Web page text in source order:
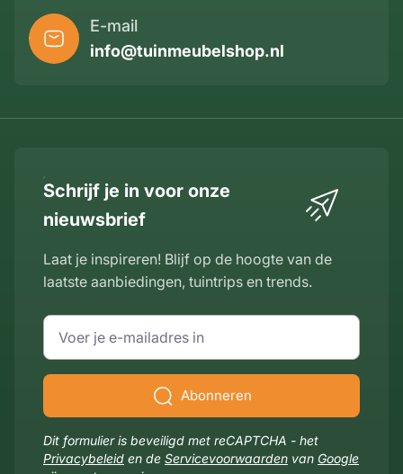
E-mail
info@tuinmeubelshop.nl
Schrijf je in voor onze
nieuwsbrief
Laat je inspireren! Blijf op de hoogte van de
laatste aanbiedingen, tuintrips en trends.
E-mailadres
Abonneren
Dit formulier is beveiligd met reCAPTCHA - het
Privacybeleid en de Servicevoorwaarden van Google